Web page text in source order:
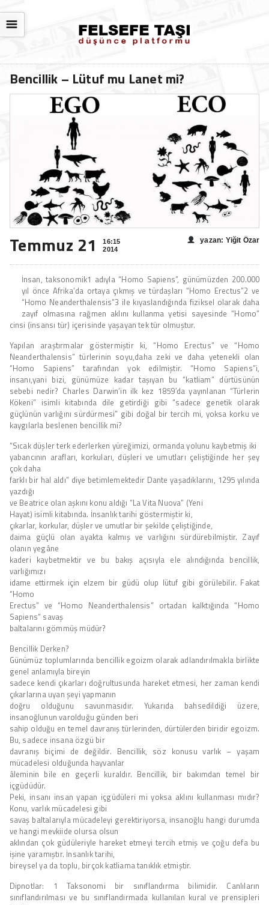
☰
Bencillik – Lütuf mu Lanet mi?
Temmuz 21
16:15
2014
yazan: Yiğit Özar
İnsan, taksonomik1 adıyla “Homo Sapiens”, günümüzden 200.000
yıl önce Afrika’da ortaya çıkmış ve türdaşları “Homo Erectus”2 ve
“Homo Neanderthalensis”3 ile kıyaslandığında fiziksel olarak daha
zayıf olmasına rağmen aklını kullanma yetisi sayesinde “Homo”
cinsi (insansı tür) içerisinde yaşayan tek tür olmuştur.
Yapılan araştırmalar göstermiştir ki, “Homo Erectus” ve “Homo
Neanderthalensis” türlerinin soyu,daha zeki ve daha yetenekli olan
“Homo Sapiens” tarafından yok edilmiştir. “Homo Sapiens”i,
insanı,yani bizi, günümüze kadar taşıyan bu “katliam” dürtüsünün
sebebi nedir? Charles Darwin’in ilk kez 1859′da yayınlanan “Türlerin
Kökeni” isimli kitabında dile getirdiği gibi “sadece genetik olarak
güçlünün varlığını sürdürmesi” gibi doğal bir tercih mi, yoksa korku ve
kaygılarla beslenen bencillik mi?
“Sıcak düşler terk ederlerken yüreğimizi, ormanda yolunu kaybetmiş iki
yabancının arafları, korkuları, düşleri ve umutları çeliştiğinde her şey
çok daha
farklı bir hal aldı” diye betimlemektedir Dante yaşadıklarını, 1295 yılında
yazdığı
ve Beatrice olan aşkını konu aldığı “La Vita Nuova” (Yeni
Hayat) isimli kitabında. İnsanlık tarihi göstermiştir ki,
çıkarlar, korkular, düşler ve umutlar bir şekilde çeliştiğinde,
daima güçlü olan ayakta kalmış ve varlığını sürdürebilmiştir. Zayıf
olanın yegâne
kaderi kaybetmektir ve bu bakış açısıyla ele alındığında bencillik,
varlığımızı
idame ettirmek için elzem bir güdü olup lütuf gibi görülebilir. Fakat
“Homo
Erectus” ve “Homo Neanderthalensis” ortadan kalktığında “Homo
Sapiens” savaş
baltalarını gömmüş müdür?
Bencillik Derken?
Günümüz toplumlarında bencillik egoizm olarak adlandırılmakla birlikte
genel anlamıyla bireyin
sadece kendi çıkarları doğrultusunda hareket etmesi, her zaman kendi
çıkarlarına uyan şeyi yapmanın
doğru olduğunu savunmasıdır. Yukarıda bahsedildiği üzere,
insanoğlunun varolduğu günden beri
sahip olduğu en temel davranış türlerinden, dürtülerden biridir egoizm.
Bu, sadece insana özgü bir
davranış biçimi de değildir. Bencillik, söz konusu varlık – yaşam
mücadelesi olduğunda hayvanlar
âleminin bile en geçerli kuraldır. Bencillik, bir bakımdan temel bir
içgüdüdür.
Peki, insanı insan yapan içgüdüleri mi yoksa aklını kullanması mıdır?
Konu, varlık mücadelesi gibi
savaş baltalarıyla mücadeleyi gerektiriyorsa, insanoğlu hangi durumda
ve hangi mevkiide olursa olsun
aklından çok güdüleriyle hareket etmeyi tercih etmiş ve çoğu defa bu
işine yaramıştır. İnsanlık tarihi,
bireysel ya da toplu, birçok katliama tanıklık etmiştir.
Dipnotlar: 1 Taksonomi bir sınıflandırma bilimidir. Canlıların
sınıflandırılması ve bu sınıflandırmada kullanılan kural ve prensipleri